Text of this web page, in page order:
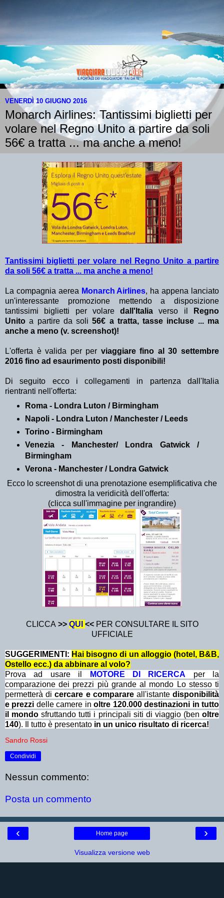
VENERDÌ 10 GIUGNO 2016
Monarch Airlines: Tantissimi biglietti per
volare nel Regno Unito a partire da soli
56€ a tratta ... ma anche a meno!
Tantissimi biglietti per volare nel Regno Unito a partire
da soli 56€ a tratta ... ma anche a meno!
La compagnia aerea Monarch Airlines, ha appena lanciato
un'interessante promozione mettendo a disposizione
tantissimi biglietti per volaredall'Italia verso il
Regno
Unitoa partire da soli56€ a tratta, tasse incluse ... ma
anche a meno (v. screenshot)!
L'offerta è valida per per viaggiare fino al 30 settembre
2016 fino ad esaurimento posti disponibili!
Di seguito ecco i collegamenti in partenza dall'Italia
rientranti nell'offerta:
Roma - Londra Luton / Birmingham
Napoli - Londra Luton / Manchester / Leeds
Torino - Birmingham
Venezia - Manchester/ Londra Gatwick /
Birmingham
Verona - Manchester / Londra Gatwick
Ecco lo screenshot di una prenotazione esemplificativa che
dimostra la veridicità dell'offerta:
(clicca sull'immagine per ingrandire)
CLICCA >> QUI <<PER CONSULTARE IL SITO
UFFICIALE
SUGGERIMENTI: Hai bisogno di un alloggio (hotel, B&B,
Ostello ecc.) da abbinare al volo?
Prova ad usare il
MOTORE DI RICERCA
per la
comparazione dei prezzi più grande al mondo Lo stesso ti
permetterà dicercare e comparare all'istantedisponibilità
e prezzi delle camere inoltre 120.000 destinazioni in tutto
il mondo sfruttando tutti i principali siti di viaggio (benoltre
140). Il tutto è presentato in un unico risultato di ricerca!
Sandro Rossi
Condividi
Nessun commento:
Posta un commento
‹ ›
Home page
Visualizza versione web